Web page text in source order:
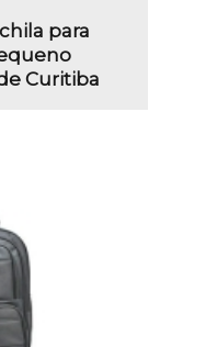
para
Curitiba